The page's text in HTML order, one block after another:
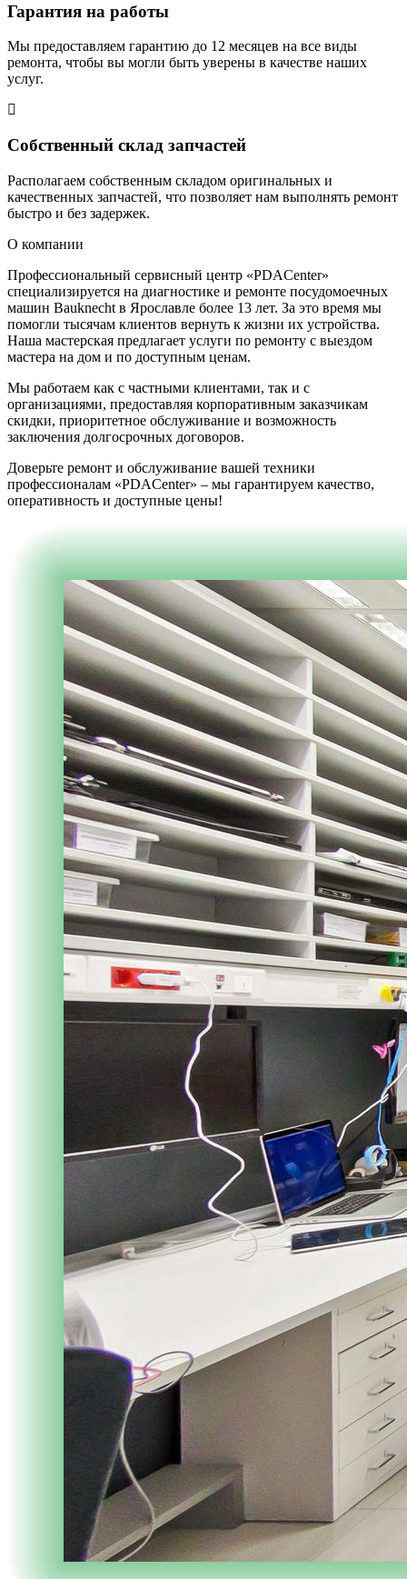
Гарантия на работы
Мы предоставляем гарантию до 12 месяцев на все виды
ремонта, чтобы вы могли быть уверены в качестве наших
услуг.
Собственный склад запчастей
Располагаем собственным складом оригинальных и
качественных запчастей, что позволяет нам выполнять ремонт
быстро и без задержек.
О компании
Профессиональный сервисный центр «PDACenter»
специализируется на диагностике и ремонте посудомоечных
машин Bauknecht в Ярославле более 13 лет. За это время мы
помогли тысячам клиентов вернуть к жизни их устройства.
Наша мастерская предлагает услуги по ремонту с выездом
мастера на дом и по доступным ценам.
Мы работаем как с частными клиентами, так и с
организациями, предоставляя корпоративным заказчикам
скидки, приоритетное обслуживание и возможность
заключения долгосрочных договоров.
Доверьте ремонт и обслуживание вашей техники
профессионалам «PDACenter» – мы гарантируем качество,
оперативность и доступные цены!